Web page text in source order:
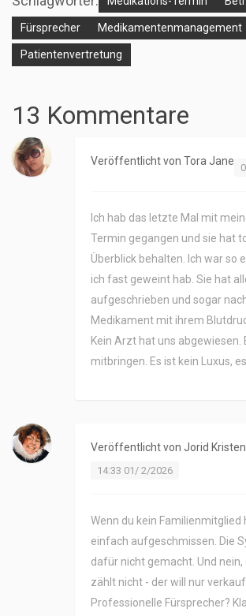
Fürsprecher Medikamentenmanagement
Patientenvertretung
13 Kommentare
Veröffentlicht von Tora Jane
Ich hab das letzte Mal mit
Termin gegangen und sie hat
Überblick behalten. Ich war so
ich fast geweint hab. Sie hat
aufgeschrieben und sogar
Medikament mit ihrem
Kein Arzt hat uns abgewiesen.
mitbringen. Es ist kein Luxus,
Veröffentlicht von Jorid
14:33 01/ 2/2026
Wenn du kein Familienmitglied
einfach aufgeschmissen. Die
dafür nicht gemacht. Und
zählt nicht - der will nur
Professionelle Fürsprecher?